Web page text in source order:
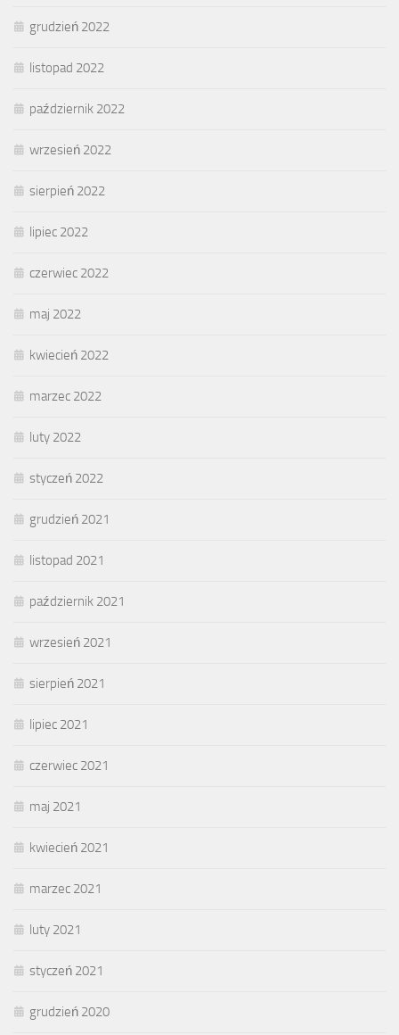
grudzień 2022
listopad 2022
październik 2022
wrzesień 2022
sierpień 2022
lipiec 2022
czerwiec 2022
maj 2022
kwiecień 2022
marzec 2022
luty 2022
styczeń 2022
grudzień 2021
listopad 2021
październik 2021
wrzesień 2021
sierpień 2021
lipiec 2021
czerwiec 2021
maj 2021
kwiecień 2021
marzec 2021
luty 2021
styczeń 2021
grudzień 2020